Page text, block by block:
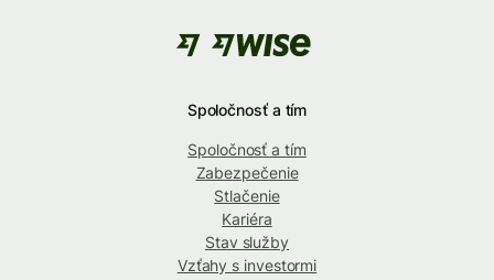
Spoločnosť a tím
Spoločnosť a tím
Zabezpečenie
Stlačenie
Kariéra
Stav služby
Vzťahy s investormi